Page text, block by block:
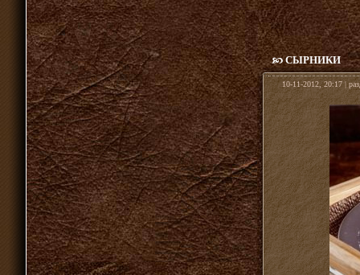
СЫРНИКИ
10-11-2012, 20:17 |